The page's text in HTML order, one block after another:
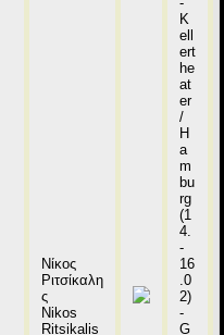
Νίκος
Ριτσίκαλη
ς
Nikos
Ritsikalis
K
ell
ert
he
at
er
/
H
a
m
bu
rg
(1
4.
-
16
.0
2)
-
G